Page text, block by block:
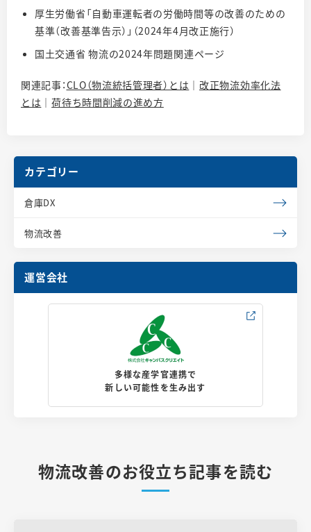
厚生労働省「自動車運転者の労働時間等の改善のための
基準（改善基準告示）」（2024年4月改正施行）
国土交通省 物流の2024年問題関連ページ
関連記事：CLO（物流統括管理者）とは ｜ 改正物流効率化法
とは ｜荷待ち時間削減の進め方
カテゴリー
倉庫DX
物流改善
運営会社
多様な産学官連携で
新しい可能性を生み出す
物流改善のお役立ち記事を読む